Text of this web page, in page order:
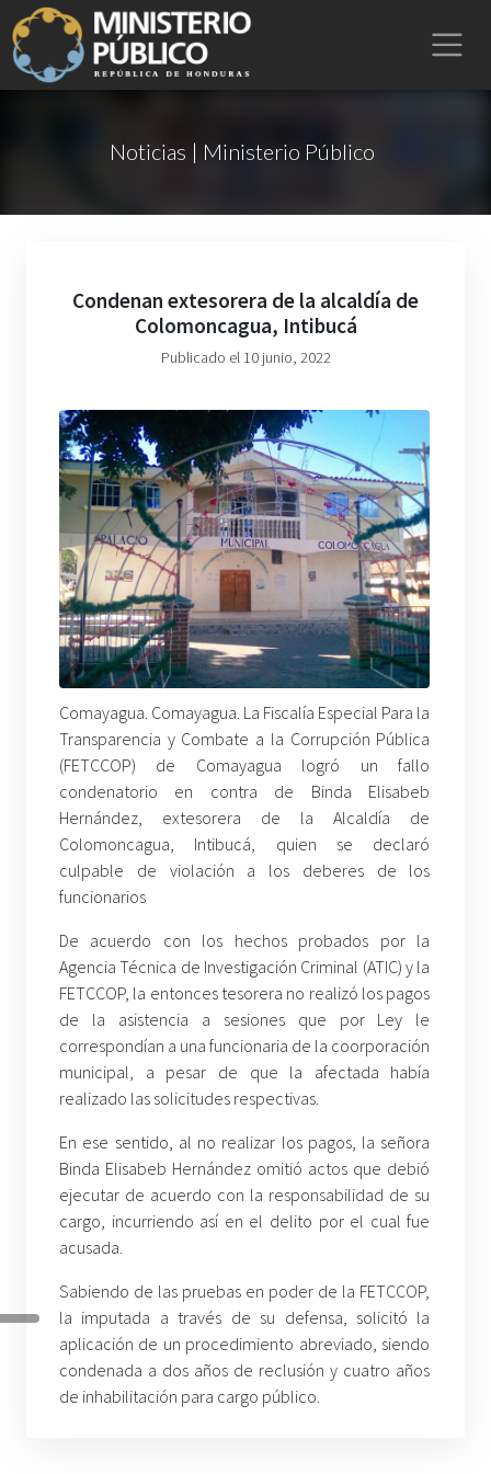
Noticias | Ministerio Público
Condenan extesorera de la alcaldía de
Colomoncagua, Intibucá
Publicado el 10 junio, 2022
Comayagua. Comayagua. La Fiscalía Especial Para la
Transparencia y Combate a la Corrupción Pública
(FETCCOP) de Comayagua logró un fallo
condenatorio en contra de Binda Elisabeb
Hernández, extesorera de la Alcaldía de
Colomoncagua, Intibucá, quien se declaró
culpable de violación a los deberes de los
funcionarios
De acuerdo con los hechos probados por la
Agencia Técnica de Investigación Criminal (ATIC) y la
FETCCOP, la entonces tesorera no realizó los pagos
de la asistencia a sesiones que por Ley le
correspondían a una funcionaria de la coorporación
municipal, a pesar de que la afectada había
realizado las solicitudes respectivas.
En ese sentido, al no realizar los pagos, la señora
Binda Elisabeb Hernández omitió actos que debió
ejecutar de acuerdo con la responsabilidad de su
cargo, incurriendo así en el delito por el cual fue
acusada.
Sabiendo de las pruebas en poder de la FETCCOP,
la imputada a través de su defensa, solicitó la
aplicación de un procedimiento abreviado, siendo
condenada a dos años de reclusión y cuatro años
de inhabilitación para cargo público.